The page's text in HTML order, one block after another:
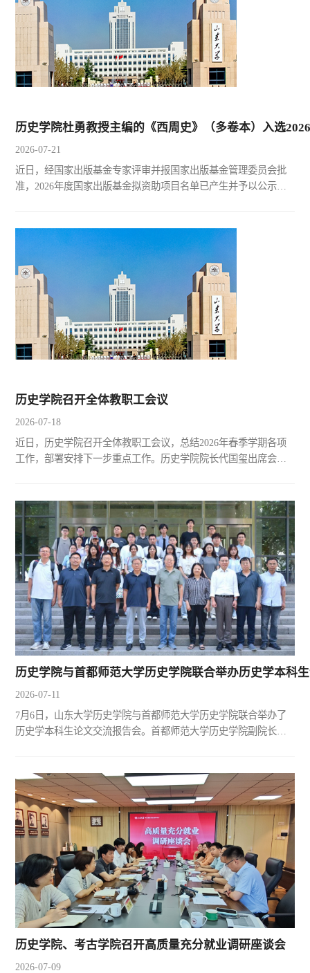
史材...
历史学院杜勇教授主编的《西周史》（多卷本）入选
2026-07-21
近日，经国家出版基金专家评审并报国家出版基金管理委员会批
准，2026年度国家出版基金拟资助项目名单已产生并予以公示。
主持国家社科基金重大项目的结项成果。该书以“西周时代在中国
古代文明发展进程中的地位和作用”为主线，分为《王朝兴亡卷》
《国家与政制卷》《经济与社会卷》《民族与民族关系卷》
《思...
历史学院召开全体教职工会议
2026-07-18
近日，历史学院召开全体教职工会议，总结2026年春季学期各项
工作，部署安排下一步重点工作。历史学院院长代国玺出席会议
凝心聚力、扎实推进学科建设、人才培养、科研创新与师资队伍
建设、夯实学院发展根基的付出表示感谢，同时向深耕历史教学
科研一线的全体教职工致以敬意，充分肯定大家实干担当，推动
学院...
历史学院与首都师范大学历史学院联合举办历史学本科
2026-07-11
7月6日，山东大学历史学院与首都师范大学历史学院联合举办了
历史学本科生论文交流报告会。首都师范大学历史学院副院长余
一萍教授、孙立新教授、刘玉峰教授、韩朝建副教授6名教师出席
本次活动。参与论文交流的学生包含首都师范大学拔尖学生培养
基地2023级15名本科生和山东大学历史学院2023级历史班、强基
班1...
历史学院、考古学院召开高质量充分就业调研座谈会
2026-07-09